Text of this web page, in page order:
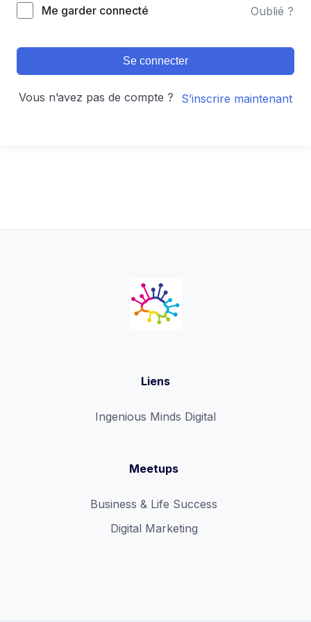
Alternative:Me garder connecté Oublié ?
Se connecter
Vous n’avez pas de compte ? S’inscrire maintenant
Liens
Ingenious Minds Digital
Meetups
Business & Life Success
Digital Marketing